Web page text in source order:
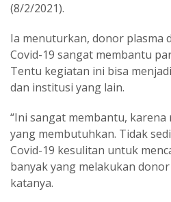
(8/2/2021).
Ia menuturkan, donor plasma
Covid-19 sangat membantu
Tentu kegiatan ini bisa
dan institusi yang lain.
“Ini sangat membantu,
yang membutuhkan. Tidak
Covid-19 kesulitan untuk
banyak yang melakukan
katanya.